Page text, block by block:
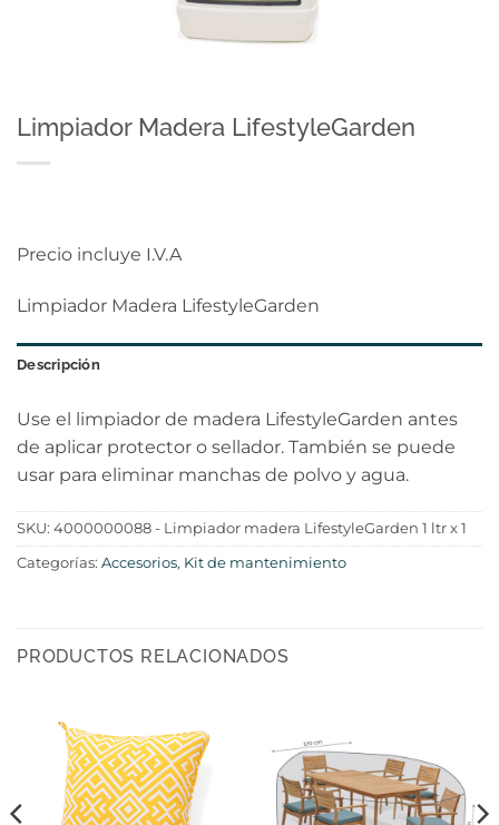
Limpiador Madera LifestyleGarden
Precio incluye I.V.A
Limpiador Madera LifestyleGarden
Descripción
Use el limpiador de madera LifestyleGarden antes
de aplicar protector o sellador. También se puede
usar para eliminar manchas de polvo y agua.
SKU: 4000000088 - Limpiador madera LifestyleGarden 1 ltr x 1
Categorías: Accesorios, Kit de mantenimiento
PRODUCTOS RELACIONADOS